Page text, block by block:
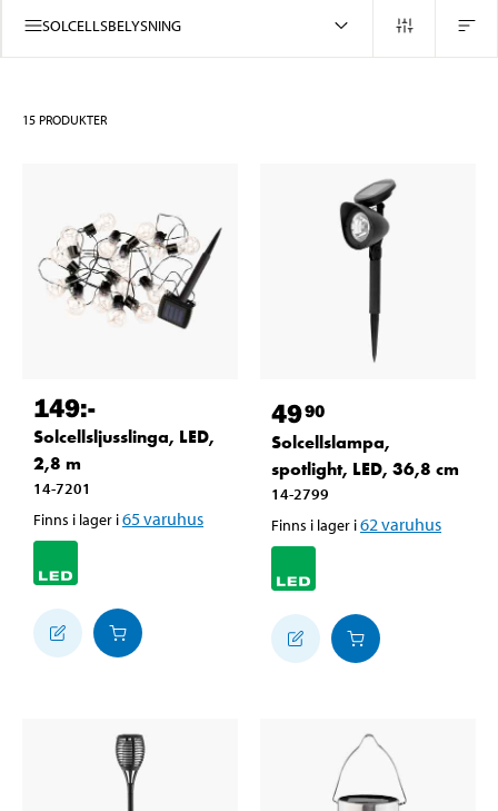
SOLCELLSBELYSNING
15 PRODUKTER
149:-
Solcellsljusslinga, LED,
2,8 m
14-7201
Finns i lager i65varuhus
4990
Solcellslampa,
spotlight, LED, 36,8 cm
14-2799
Finns i lager i62 varuhus